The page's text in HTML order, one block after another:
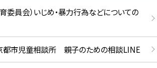
委員会）いじめ・暴力行為などについての
都市児童相談所 親子のための相談LINE